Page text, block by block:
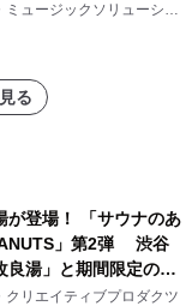
ミュージックソリューショ
る
が登場！ 「サウナのあ
」第2弾 渋谷
良湯」と期間限定のコ
サウナイキタイコラ
クリエイティブプロダクツ